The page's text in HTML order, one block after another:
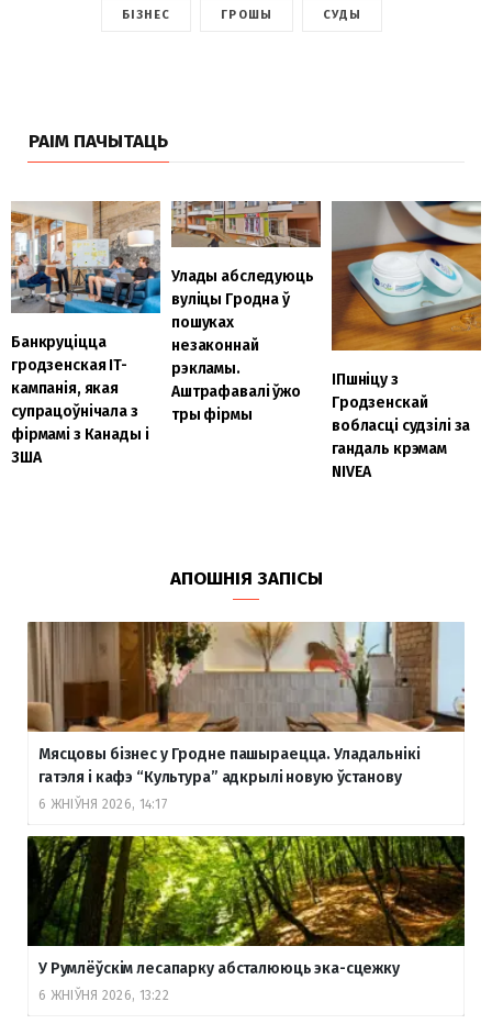
БІЗНЕС ГРОШЫ СУДЫ
РАІМ ПАЧЫТАЦЬ
Банкруціцца
гродзенская IT-
кампанія, якая
супрацоўнічала з
фірмамі з Канады і
ЗША
Улады абследуюць
вуліцы Гродна ў
пошуках
незаконнай
рэкламы.
Аштрафавалі ўжо
тры фірмы
ІПшніцу з
Гродзенскай
вобласці судзілі за
гандаль крэмам
NIVEA
АПОШНІЯ ЗАПІСЫ
Мясцовы бізнес у Гродне пашыраецца. Уладальнікі
гатэля і кафэ “Культура” адкрылі новую ўстанову
6 ЖНІЎНЯ 2026, 14:17
У Румлёўскім лесапарку абсталююць эка-сцежку
6 ЖНІЎНЯ 2026, 13:22